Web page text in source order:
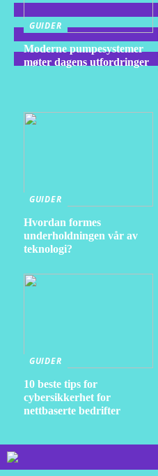
GUIDER
Moderne pumpesystemer
møter dagens utfordringer
GUIDER
Hvordan formes
underholdningen vår av
teknologi?
GUIDER
10 beste tips for
cybersikkerhet for
nettbaserte bedrifter